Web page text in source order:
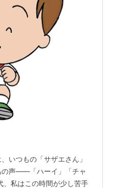
いつもの「サザエさん」
の声——「ハーイ」「チャ
、私はこの時間が少し苦手